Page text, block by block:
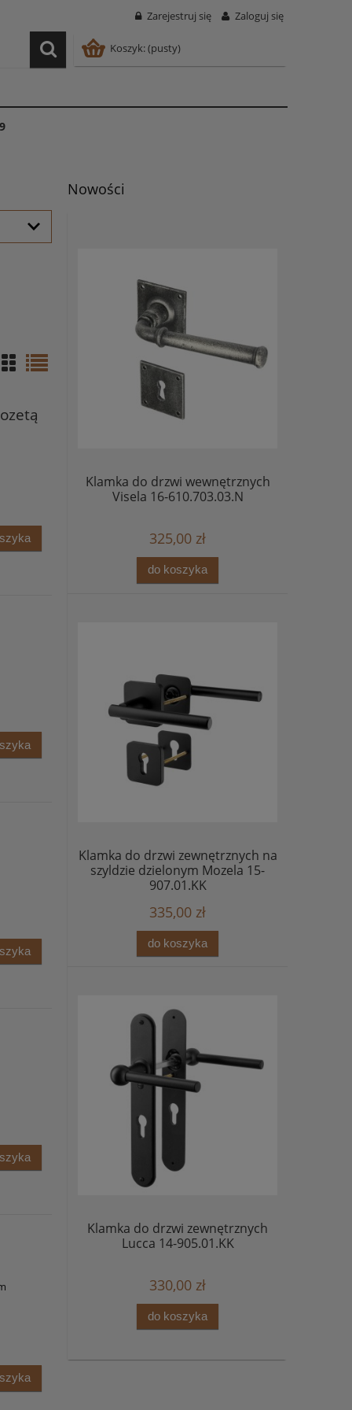
Zarejestruj się Zaloguj się
Koszyk:(pusty)
Nowości
Klamka do drzwi wewnętrznych
Visela 16-610.703.03.N
325,00 zł
do koszyka
Klamka do drzwi zewnętrznych na
szyldzie dzielonym Mozela 15-
907.01.KK
335,00 zł
do koszyka
Klamka do drzwi zewnętrznych
Lucca 14-905.01.KK
330,00 zł
do koszyka